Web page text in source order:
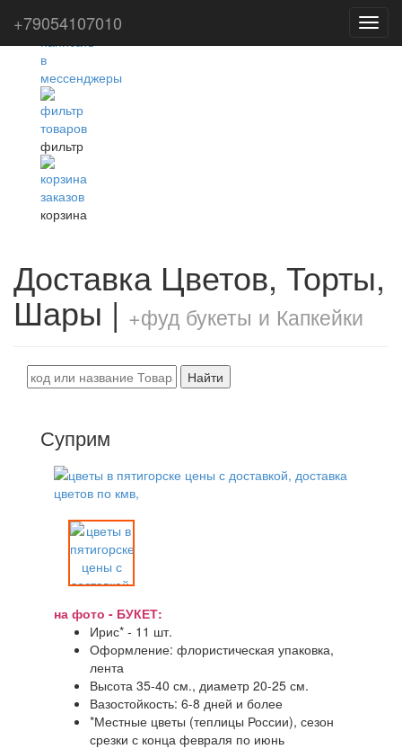
фильтр
корзина
Доставка Цветов, Торты,
Шары | +фуд букеты и Капкейки
Найти
Суприм
на фото - БУКЕТ:
Ирис* - 11 шт.
Оформление: флористическая упаковка,
лента
Высота 35-40 см., диаметр 20-25 см.
Вазостойкость: 6-8 дней и более
*Местные цветы (теплицы России), сезон
срезки с конца февраля по июнь
+79054107010